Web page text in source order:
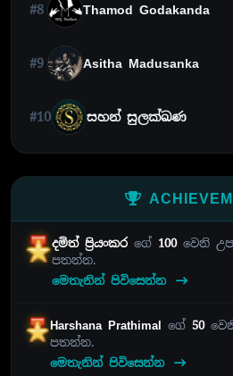
#8 Thamod Godakanda
#9 Asitha Madusanka
#10 සහන් සුලක්ඛණ
දමිත් ප්‍රියංකරගේ 100වෙනි
පතන්න.
මෙතැනින් පිවිසෙන්න
Harshana Prathimal ගේ 50
පතන්න.
මෙතැනින් පිවිසෙන්න